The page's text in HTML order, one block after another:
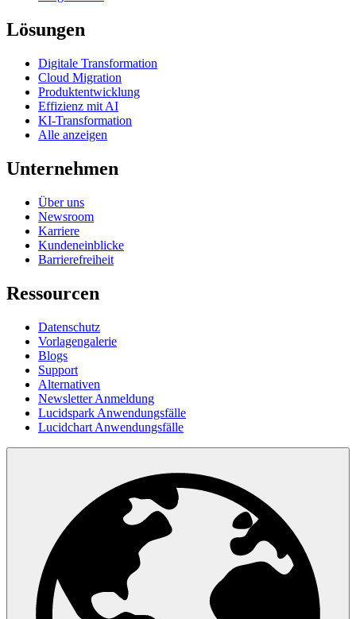
Lösungen
Digitale Transformation
Cloud Migration
Produktentwicklung
Effizienz mit AI
KI-Transformation
Alle anzeigen
Unternehmen
Über uns
Newsroom
Karriere
Kundeneinblicke
Barrierefreiheit
Ressourcen
Datenschutz
Vorlagengalerie
Blogs
Support
Alternativen
Newsletter Anmeldung
Lucidspark Anwendungsfälle
Lucidchart Anwendungsfälle